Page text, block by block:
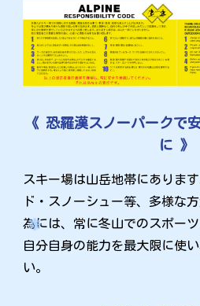
《 恐羅漢スノーパークで
に 》
スキー場は山岳地帯にありま
ド・スノーシュー等、多様な
為には、常に冬山でのスポー
自分自身の能力を最大限に使
い。